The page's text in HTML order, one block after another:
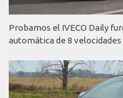
Probamos el IVECO Daily
automática de 8 velocidades